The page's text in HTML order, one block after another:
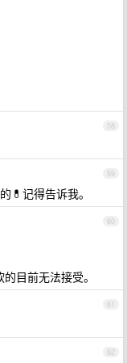
58
59
💊记得告诉我。
60
目前无法接受。
61
62